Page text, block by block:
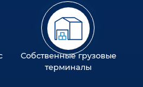
Собственные грузовые
терминалы